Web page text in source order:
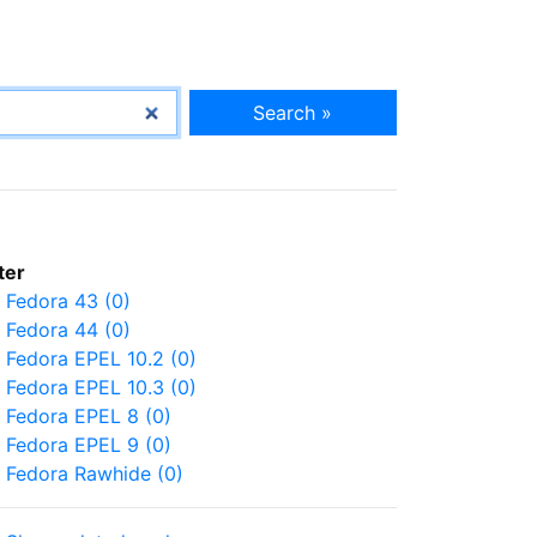
Search »
Fedora 43 (0)
Fedora 44 (0)
Fedora EPEL 10.2 (0)
Fedora EPEL 10.3 (0)
Fedora EPEL 8 (0)
Fedora EPEL 9 (0)
Fedora Rawhide (0)